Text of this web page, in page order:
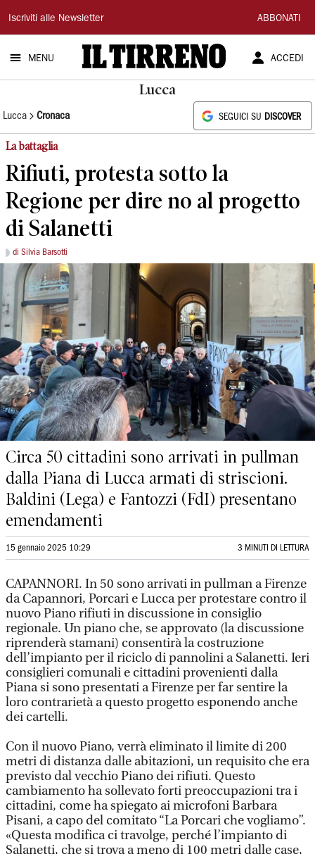
Il
Tirreno
Iscriviti alle Newsletter ABBONATI
MENU ACCEDI
Lucca
Lucca Cronaca SEGUICI SU DISCOVER
La battaglia
Rifiuti, protesta sotto la
Regione per dire no al progetto
di Salanetti
di Silvia Barsotti
Circa 50 cittadini sono arrivati in pullman
dalla Piana di Lucca armati di striscioni.
Baldini (Lega) e Fantozzi (FdI) presentano
emendamenti
15 gennaio 2025 10:29 3 MINUTI DI LETTURA
CAPANNORI. In 50 sono arrivati in pullman a Firenze
da Capannori, Porcari e Lucca per protestare contro il
nuovo Piano rifiuti in discussione in consiglio
regionale. Un piano che, se approvato (la discussione
riprenderà stamani) consentirà la costruzione
dell’impianto per il riciclo di pannolini a Salanetti. Ieri
consiglieri comunali e cittadini provenienti dalla
Piana si sono presentati a Firenze per far sentire la
loro contrarietà a questo progetto esponendo anche
dei cartelli.
Con il nuovo Piano, verrà eliminato il limite di 200
metri di distanza dalle abitazioni, un requisito che era
previsto dal vecchio Piano dei rifiuti. Questo
cambiamento ha sollevato forti preoccupazioni tra i
cittadini, come ha spiegato ai microfoni Barbara
Pisani, a capo del comitato “La Porcari che vogliamo”.
«Questa modifica ci travolge, perché l’impianto di
Salanetti, che si trova a meno di 100 metri dalle case,